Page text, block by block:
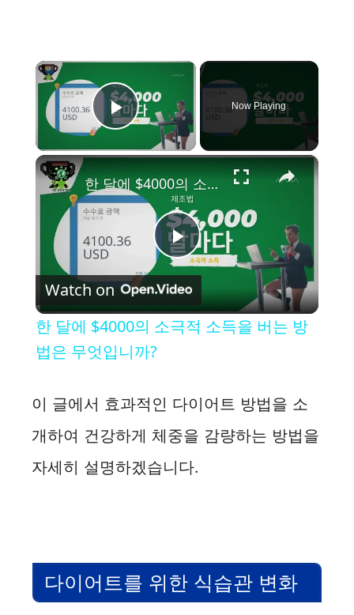
×
Play Video
Now Playing
×
P
l
y
V
e
한 달에 $4000의 소극적 소득을 버는 방법은 무엇입니까?
Watch on
한 달에 $4000의 소극적 소득을 버는 방
법은 무엇입니까?
이 글에서 효과적인 다이어트 방법을 소
개하여 건강하게 체중을 감량하는 방법을
자세히 설명하겠습니다.
다이어트를 위한 식습관 변화